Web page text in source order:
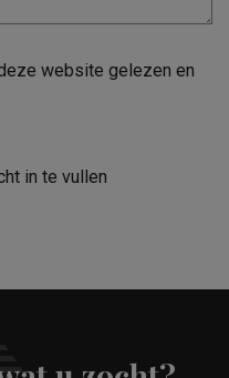
website gelezen en
in te vullen